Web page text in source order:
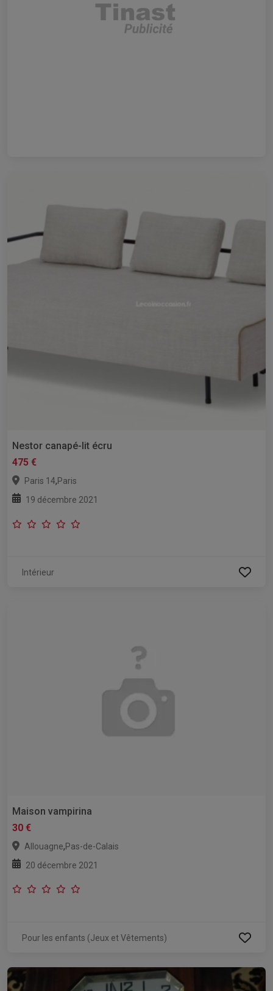
Nestor canapé-lit écru
475 €
Paris 14,Paris
19 décembre 2021
Intérieur
Maison vampirina
30 €
Allouagne,Pas-de-Calais
20 décembre 2021
Pour les enfants (Jeux et Vêtements)